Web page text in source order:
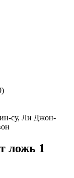
су, Ли Джон-
ложь 1